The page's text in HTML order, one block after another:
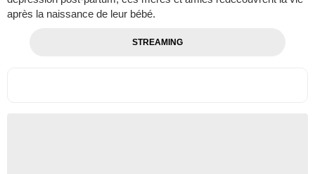
après la naissance de leur bébé.
STREAMING